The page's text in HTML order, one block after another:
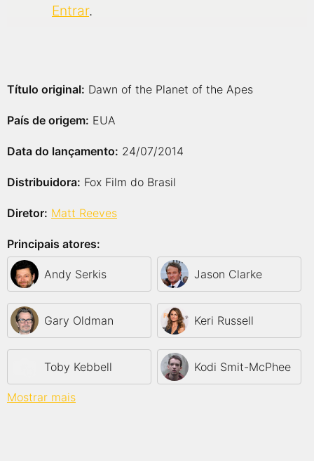
Entrar.
Título original: Dawn of the Planet of the Apes
País de origem: EUA
Data do lançamento: 24/07/2014
Distribuidora: Fox Film do Brasil
Diretor: Matt Reeves
Principais atores:
Andy Serkis Jason Clarke
Gary Oldman Keri Russell
Toby Kebbell Kodi Smit-McPhee
Mostrar mais